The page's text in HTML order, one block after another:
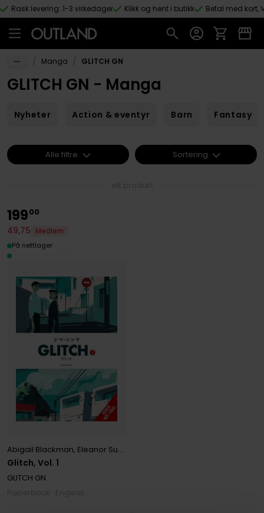
Hopp til hovedinnhold
Rask levering: 1-3 virkedager Klikk og hent i butikk Betal med kort,
Manga GLITCH GN
GLITCH GN - Manga
Nyheter Action & eventyr Barn Fantasy
Glitch, Vol. 1
Abigail Blackman, Eleanor Summers
GLITCH GN
19900
49,75
Medlem
På nettlager
Alle filtre Sortering